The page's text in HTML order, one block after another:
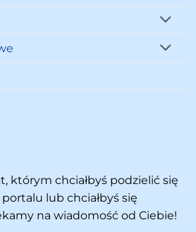
którym chciałbyś podzielić się
lub chciałbyś się
na wiadomość od Ciebie!